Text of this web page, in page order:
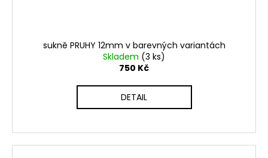
sukně PRUHY 12mm v barevných variantách
Skladem (3 ks)
750 Kč
DETAIL